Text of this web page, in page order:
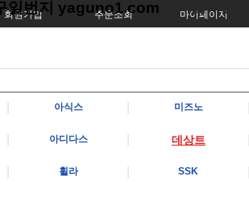
회원가입 주문조회 마이페이지
일번지 yaguno1.com
아식스 미즈노
아디다스 데상트
휠라 SSK